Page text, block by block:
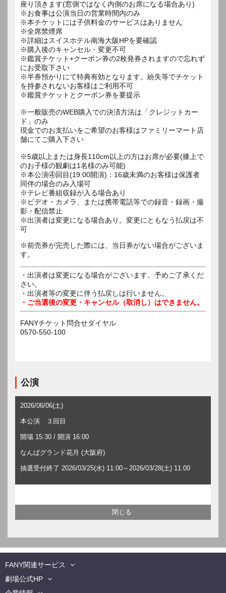
座り頂きます(窓側ではなく内側のお席になる場合あり)
※お食事は公演当日の営業時間内のみ
※本チケットには子供料金のサービスはありません
※全席禁煙席
※詳細はスイスホテル南海大阪HPを要確認
※購入後のキャンセル・変更不可
※鑑賞チケット+クーポン券の2枚発券されますので忘れず
にお受取下さい
※半券預かりにて特典有効となります。紛失等でチケット
を持参されないお客様はご利用不可
※鑑賞チケットとクーポン券を要提示
※一般販売のWEB購入での決済方法は「クレジットカー
ド」のみ
現金でのお支払いをご希望のお客様はファミリーマート店
舗にてご購入下さい
※5歳以上または身長110cm以上の方はお席が必要(膝上で
のお子様の観劇は1名様のみ可能)
※本公演④回目(19:00開演)：16歳未満のお客様は保護者
同伴の場合のみ入場可
※テレビ番組収録が入る場合あり
※ビデオ・カメラ、または携帯電話等での録音・録画・撮
影・配信禁止
※出演者は変更になる場合あり。変更にともなう払戻は不
可
※前売券が完売した際には、当日券がない場合がございま
す。
・出演者は変更になる場合がございます。予めご了承くだ
さい。
・出演者等の変更に伴う払戻しは行いません。
・ご当選後の変更・キャンセル（取消し）はできません。
FANYチケット問合せダイヤル
0570-550-100
公演
2026/06/06(土)
本公演 ３回目
開場 15:30 / 開演 16:00
なんばグランド花月 (大阪府)
抽選受付終了 2026/03/25(水) 11:00～2026/03/28(土) 11:00
FANY関連サービス
劇場公式HP